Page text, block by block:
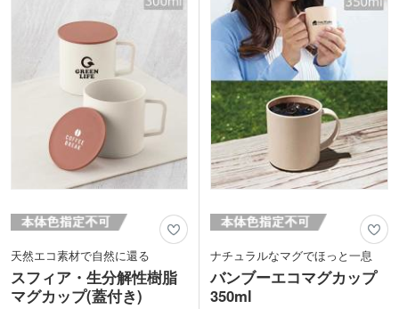
シンプルな形状。ワンポイントからぐる
っと大きめに印刷できる回転シルク印刷
をお選びいただけます。
天然エコ素材で自然に還る
スフィア・生分解性樹脂
マグカップ(蓋付き)
ナチュラルなマグでほっと一息
バンブーエコマグカップ
350ml